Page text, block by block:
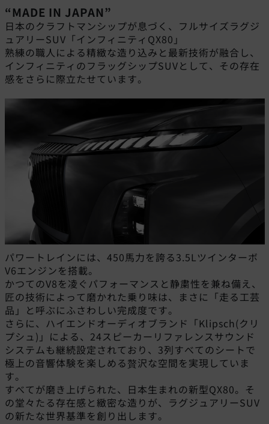
“MADE IN JAPAN”
日本のクラフトマンシップが息づく、フルサイズラグジ
ュアリーSUV「インフィニティQX80」
熟練の職人による精緻な造り込みと最新技術が融合し、
インフィニティのフラッグシップSUVとして、その存在
感をさらに際立たせています。
パワートレインには、450馬力を誇る3.5Lツインターボ
V6エンジンを搭載。
かつてのV8を凌ぐパフォーマンスと静粛性を兼ね備え、
匠の技術によって磨かれた乗り味は、まさに「走る工芸
品」と呼ぶにふさわしい完成度です。
さらに、ハイエンドオーディオブランド「Klipsch(クリ
プシュ)」による、24スピーカーリファレンスサウンド
システムも継続設定されており、3列すべてのシートで
極上の音響体験を楽しめる贅沢な空間を実現していま
す。
すべてが磨き上げられた、日本生まれの新型QX80。そ
の堂々たる存在感と緻密な造りが、ラグジュアリーSUV
の新たな世界基準を創り出します。